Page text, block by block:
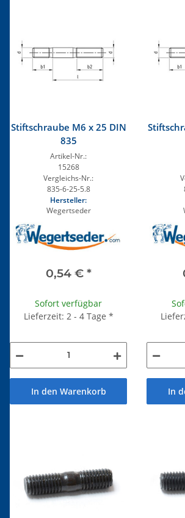
Stiftschraube M6 x 25 DIN
835
Artikel-Nr.:
15268
Vergleichs-Nr.:
835-6-25-5.8
Hersteller:
Wegertseder
0,54 € *
Sofort verfügbar
Lieferzeit: 2 - 4 Tage *
In den Warenkorb In